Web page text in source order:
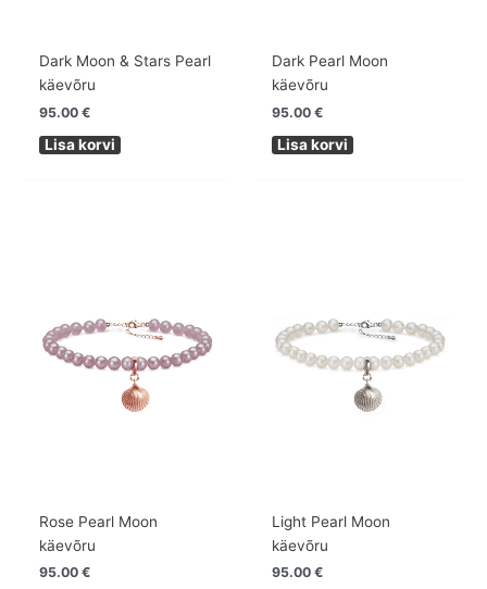
Dark Moon & Stars Pearl
käevõru
95.00€
Lisa korvi
Dark Pearl Moon
käevõru
95.00€
Lisa korvi
Rose Pearl Moon
käevõru
95.00€
Light Pearl Moon
käevõru
95.00€